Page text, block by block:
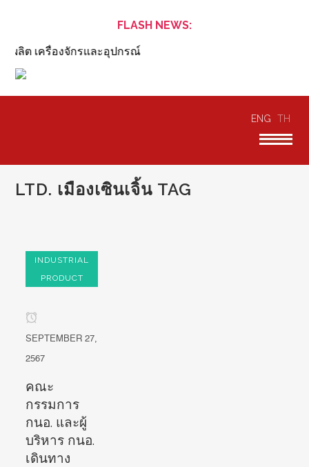
FLASH NEWS:
ผลิต เครื่องจักรและอุปกรณ์
ENG TH
LTD. เมืองเซินเจิ้น TAG
INDUSTRIAL
PRODUCT
SEPTEMBER 27,
2567
คณะ
กรรมการ
กนอ. และผู้
บริหาร กนอ.
เดินทาง